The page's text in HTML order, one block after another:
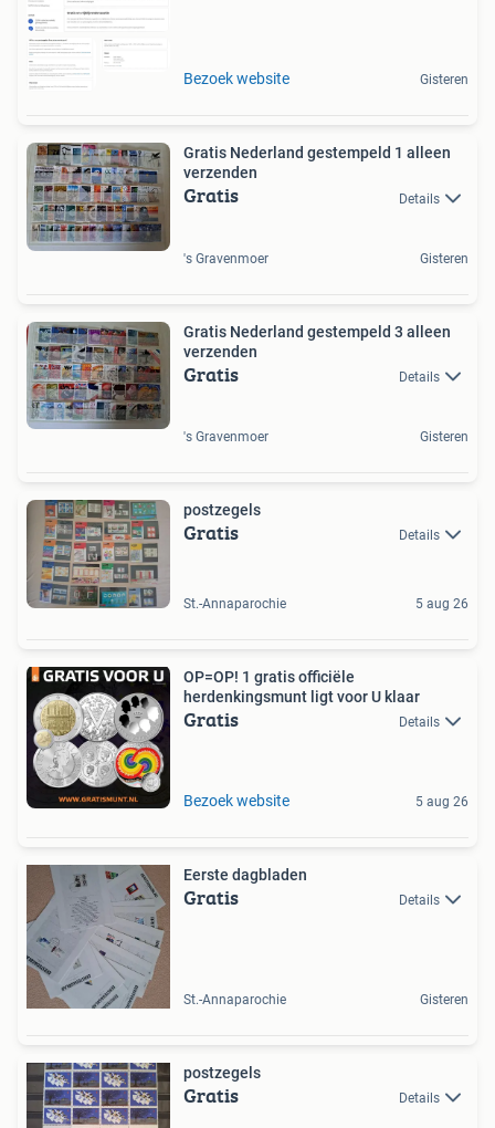
Bezoek website Gisteren
Gratis Nederland gestempeld 1 alleen
verzenden
Gratis Details
's Gravenmoer Gisteren
Gratis Nederland gestempeld 3 alleen
verzenden
Gratis Details
's Gravenmoer Gisteren
postzegels
Gratis Details
St.-Annaparochie 5 aug 26
OP=OP! 1 gratis officiële
herdenkingsmunt ligt voor U klaar
Gratis Details
Bezoek website 5 aug 26
Eerste dagbladen
Gratis Details
St.-Annaparochie Gisteren
postzegels
Gratis Details